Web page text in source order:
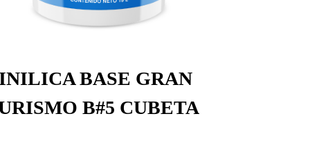
BASE GRAN
B#5 CUBETA